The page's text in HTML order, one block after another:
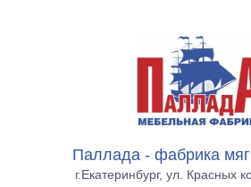
Паллада - фабрика
г.Екатеринбург, ул. Красных